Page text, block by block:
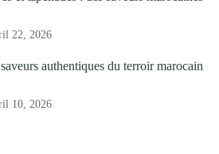
22, 2026
authentiques du terroir marocain
10, 2026